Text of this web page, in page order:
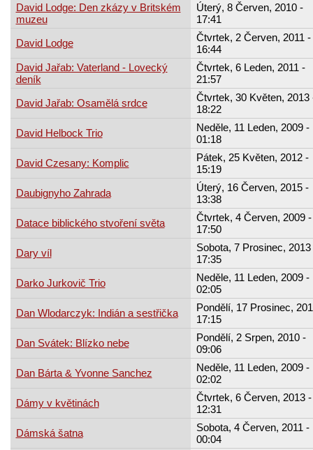
David Lodge: Den zkázy v Britském
muzeu
Úterý, 8 Červen, 2010 -
17:41
David Lodge
Čtvrtek, 2 Červen, 2011 -
16:44
David Jařab: Vaterland - Lovecký
deník
Čtvrtek, 6 Leden, 2011 -
21:57
David Jařab: Osamělá srdce
Čtvrtek, 30 Květen, 2013
18:22
David Helbock Trio
Neděle, 11 Leden, 2009 -
01:18
David Czesany: Komplic
Pátek, 25 Květen, 2012 -
15:19
Daubignyho Zahrada
Úterý, 16 Červen, 2015 -
13:38
Datace biblického stvoření světa
Čtvrtek, 4 Červen, 2009 -
17:50
Dary víl
Sobota, 7 Prosinec, 2013
17:35
Darko Jurkovič Trio
Neděle, 11 Leden, 2009 -
02:05
Dan Wlodarczyk: Indián a sestřička
Pondělí, 17 Prosinec,
17:15
Dan Svátek: Blízko nebe
Pondělí, 2 Srpen, 2010 -
09:06
Dan Bárta & Yvonne Sanchez
Neděle, 11 Leden, 2009 -
02:02
Dámy v květinách
Čtvrtek, 6 Červen, 2013 -
12:31
Dámská šatna
Sobota, 4 Červen, 2011 -
00:04